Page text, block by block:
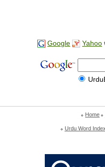
Google Yahoo
Home
Urdu Word Index